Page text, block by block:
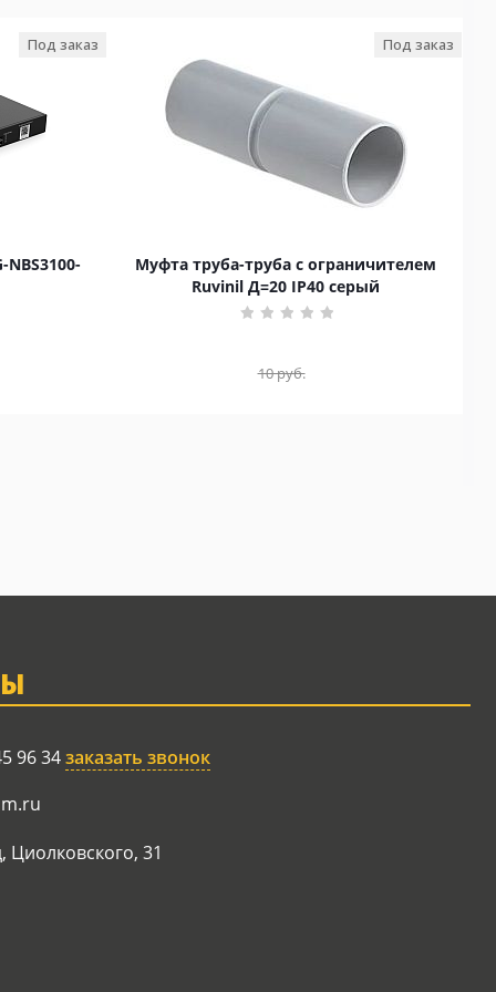
Под заказ
Муфта труба-труба с ограничителем
Ruvinil Д=20 IP40 серый
Под заказ
10руб.
96 34заказать звонок
Циолковского, 31